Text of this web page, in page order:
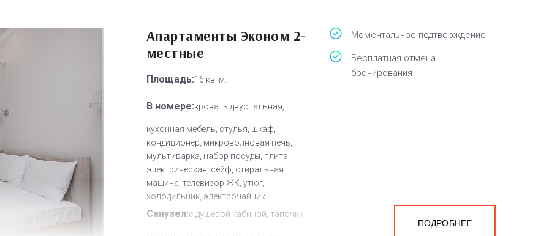
Дополнительное место:
Апартаменты Эконом 2-
местные
Площадь:16 кв. м.
В номере:кровать двуспальная,
кухонная мебель, стулья, шкаф,
кондиционер, микроволновая печь,
мультиварка, набор посуды, плита
электрическая, сейф, стиральная
машина, телевизор ЖК, утюг,
холодильник, электрочайник
Санузел:с душевой кабиной, тапочки,
Моментальное подтверждение
Бесплатная отмена
бронирования
ПОДРОБНЕЕ